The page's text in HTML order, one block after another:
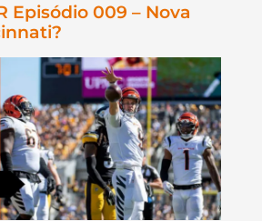
Episódio 009 – Nova